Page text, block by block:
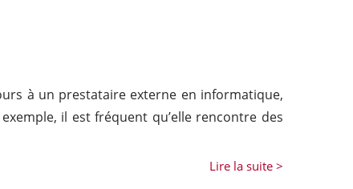
à un prestataire externe en informatique,
il est fréquent qu’elle rencontre des
Lire la suite >